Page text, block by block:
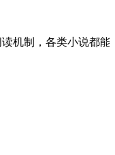
类小说都能在这